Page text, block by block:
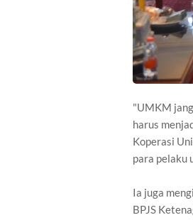
"UMKM
harus
Koperasi
para pelaku
Ia juga
BPJS